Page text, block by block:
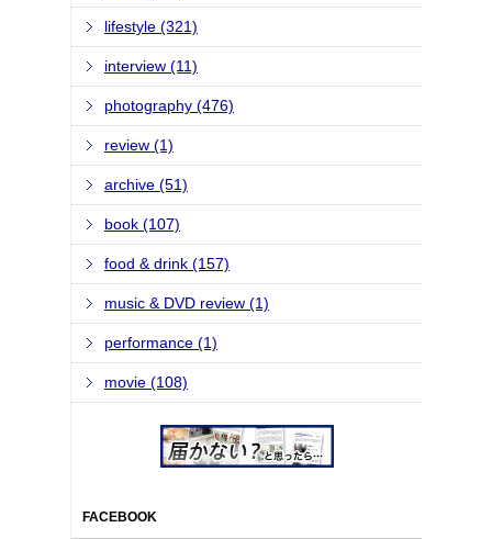
lifestyle (321)
interview (11)
photography (476)
review (1)
archive (51)
book (107)
food & drink (157)
music & DVD review (1)
performance (1)
movie (108)
FACEBOOK